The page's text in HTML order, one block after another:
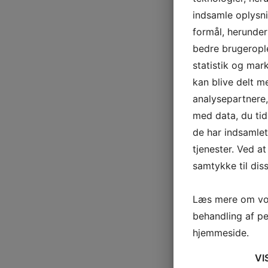
indsamle
formål,
bedre
statistik og
kan blive delt
med data, du
de har
tjenester. Ved
samtykke til
Læs mere om
behandling af
hjemmeside.